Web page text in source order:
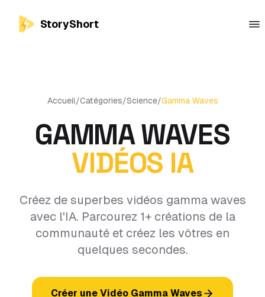
StoryShort
Accueil/Catégories/Science/Gamma Waves
GAMMA WAVES
VIDÉOS IA
Créez de superbes vidéos gamma waves
avec l'IA. Parcourez 1+ créations de la
communauté et créez les vôtres en
quelques secondes.
Créer une Vidéo Gamma Waves